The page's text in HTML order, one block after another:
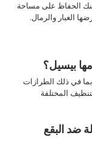
الحفاظ على مساحة
الغبار والرمال.
بيسيل؟
في ذلك الطرازات
المختلفة
ضد البقع